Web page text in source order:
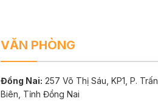
VĂN PHÒNG
Đồng Nai: 257 Võ Thị Sáu, KP1, P. Trấn
Biên, Tỉnh Đồng Nai